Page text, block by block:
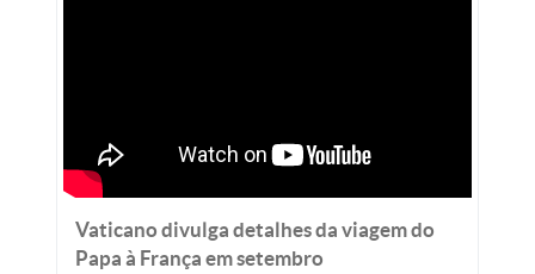
Vaticano divulga detalhes da viagem do
Papa à França em setembro